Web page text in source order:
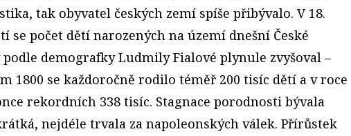
tak obyvatel českých zemí spíše přibývalo. V 18.
se počet dětí narozených na území dnešní České
demografky Ludmily Fialové plynule zvyšoval –
1800 se každoročně rodilo téměř 200 tisíc dětí a v roce
rekordních 338 tisíc. Stagnace porodnosti bývala
nejdéle trvala za napoleonských válek. Přírůstek